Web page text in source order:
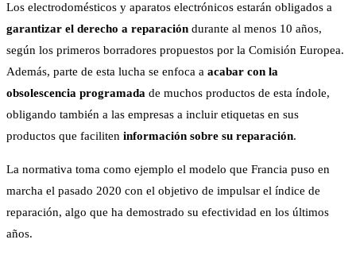
Los electrodomésticos y aparatos electrónicos estarán obligados a
garantizar el derecho a reparación durante al menos 10 años,
según los primeros borradores propuestos por la Comisión Europea.
Además, parte de esta lucha se enfoca a acabar con la
obsolescencia programada de muchos productos de esta índole,
obligando también a las empresas a incluir etiquetas en sus
productos que faciliten información sobre su reparación.
La normativa toma como ejemplo el modelo que Francia puso en
marcha el pasado 2020 con el objetivo de impulsar el índice de
reparación, algo que ha demostrado su efectividad en los últimos
años.